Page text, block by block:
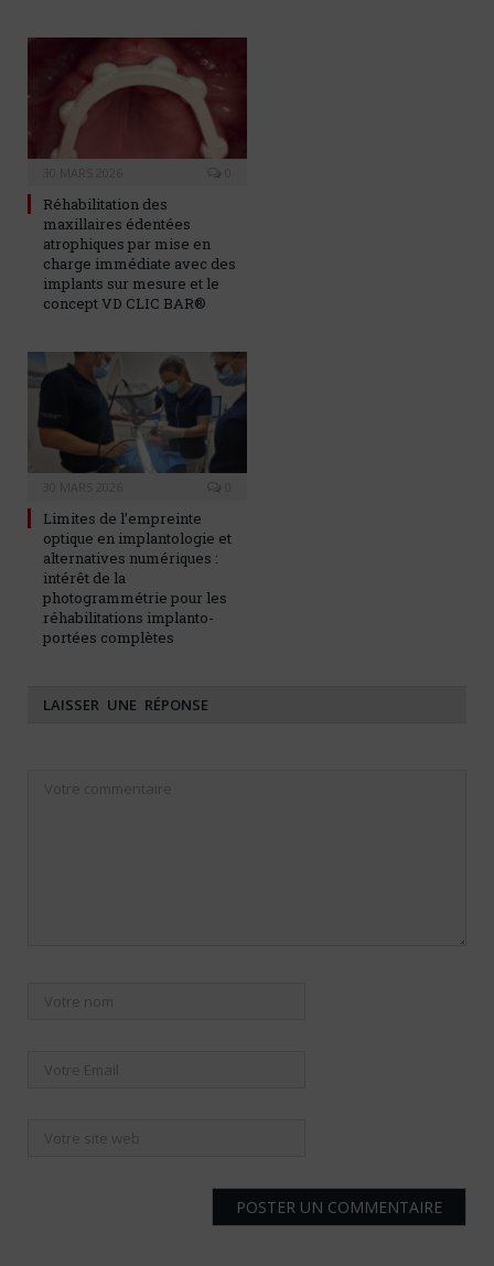
Réhabilitation des
maxillaires édentées
atrophiques par mise en
charge immédiate avec des
implants sur mesure et le
concept VD CLIC BAR®
Limites de l’empreinte
optique en implantologie et
alternatives numériques :
intérêt de la
photogrammétrie pour les
réhabilitations implanto-
portées complètes
LAISSER UNE RÉPONSE